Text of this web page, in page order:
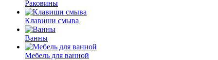
Раковины
Клавиши смыва
Ванны
Мебель для ванной